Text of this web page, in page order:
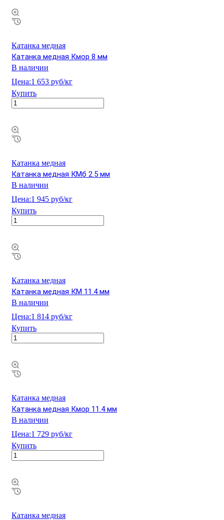
Катанка медная
Катанка медная Кмор 8 мм
В наличии
Цена:1 653 руб/кг
Купить
Катанка медная
Катанка медная КМб 2.5 мм
В наличии
Цена:1 945 руб/кг
Купить
Катанка медная
Катанка медная КМ 11.4 мм
В наличии
Цена:1 814 руб/кг
Купить
Катанка медная
Катанка медная Кмор 11.4 мм
В наличии
Цена:1 729 руб/кг
Купить
Катанка медная